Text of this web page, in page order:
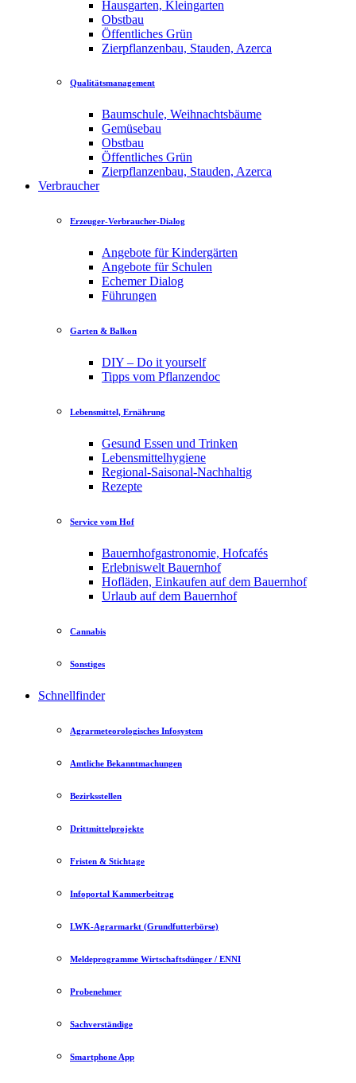
Hausgarten, Kleingarten
Obstbau
Öffentliches Grün
Zierpflanzenbau, Stauden, Azerca
Qualitätsmanagement
Baumschule, Weihnachtsbäume
Gemüsebau
Obstbau
Öffentliches Grün
Zierpflanzenbau, Stauden, Azerca
Verbraucher
Erzeuger-Verbraucher-Dialog
Angebote für Kindergärten
Angebote für Schulen
Echemer Dialog
Führungen
Garten & Balkon
DIY – Do it yourself
Tipps vom Pflanzendoc
Lebensmittel, Ernährung
Gesund Essen und Trinken
Lebensmittelhygiene
Regional-Saisonal-Nachhaltig
Rezepte
Service vom Hof
Bauernhofgastronomie, Hofcafés
Erlebniswelt Bauernhof
Hofläden, Einkaufen auf dem Bauernhof
Urlaub auf dem Bauernhof
Cannabis
Sonstiges
Schnellfinder
Agrarmeteorologisches Infosystem
Amtliche Bekanntmachungen
Bezirksstellen
Drittmittelprojekte
Fristen & Stichtage
Infoportal Kammerbeitrag
LWK-Agrarmarkt (Grundfutterbörse)
Meldeprogramme Wirtschaftsdünger / ENNI
Probenehmer
Sachverständige
Smartphone App